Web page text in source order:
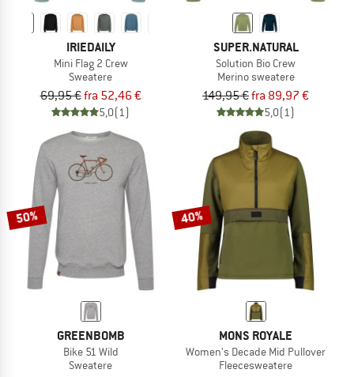
IRIEDAILY
Mini Flag 2 Crew
Sweatere
69,95 €fra 52,46 €
5,0(1)
SUPER.NATURAL
Solution Bio Crew
Merino sweatere
149,95 €fra 89,97 €
5,0(1)
50%
GREENBOMB
Bike 51 Wild
Sweatere
40%
MONS ROYALE
Women's Decade Mid Pullover
Fleecesweatere